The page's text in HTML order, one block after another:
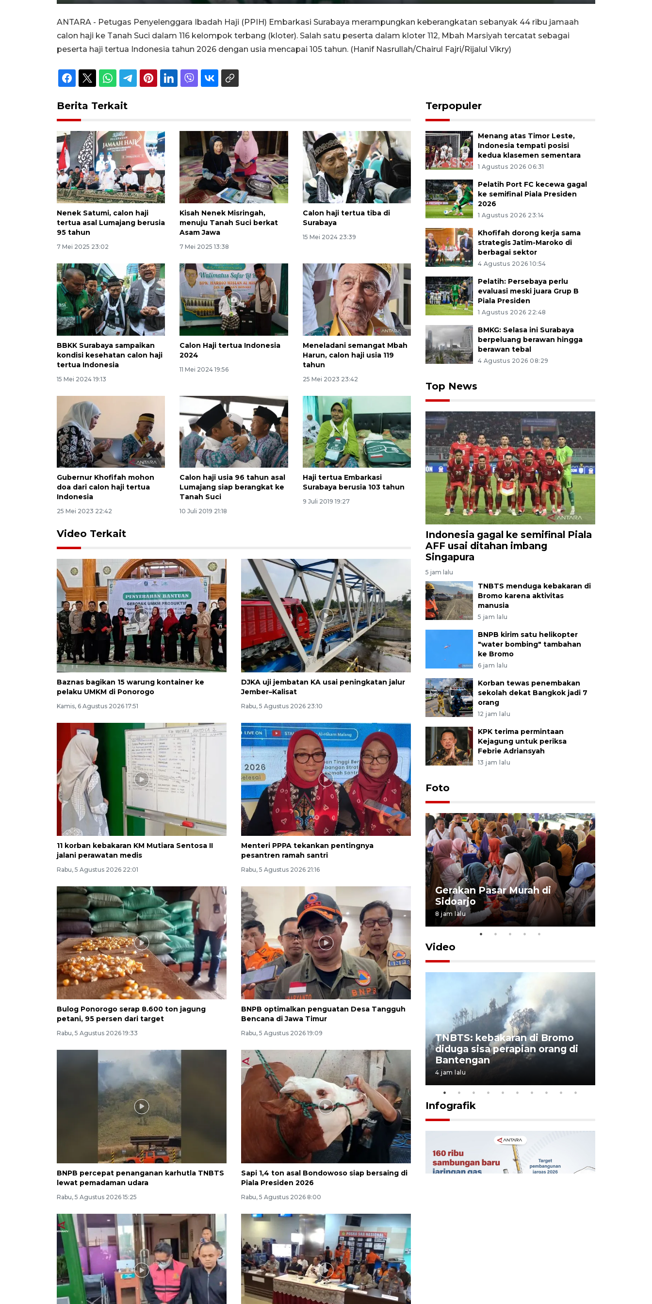
Unmute Play
RewindForward
Settings
PIP Enter
ANTARA - Petugas Penyelenggara Ibadah Haji (PPIH) Embarkasi Surabaya merampungkan keberangkatan sebanyak 44 ribu jamaah
calon haji ke Tanah Suci dalam 116 kelompok terbang (kloter). Salah satu peserta dalam kloter 112, Mbah Marsiyah tercatat sebagai
peserta haji tertua Indonesia tahun 2026 dengan usia mencapai 105 tahun. (Hanif Nasrullah/Chairul Fajri/Rijalul Vikry)
Berita Terkait
Nenek Satumi, calon haji
tertua asal Lumajang berusia
95 tahun
7 Mei 2025 23:02
Kisah Nenek Misringah,
menuju Tanah Suci berkat
Asam Jawa
7 Mei 2025 13:38
Calon haji tertua tiba di
Surabaya
15 Mei 2024 23:39
BBKK Surabaya sampaikan
kondisi kesehatan calon haji
tertua Indonesia
15 Mei 2024 19:13
Calon Haji tertua Indonesia
2024
11 Mei 2024 19:56
Meneladani semangat Mbah
Harun, calon haji usia 119
tahun
25 Mei 2023 23:42
Gubernur Khofifah mohon
doa dari calon haji tertua
Indonesia
25 Mei 2023 22:42
Calon haji usia 96 tahun asal
Lumajang siap berangkat ke
Tanah Suci
10 Juli 2019 21:18
Haji tertua Embarkasi
Surabaya berusia 103 tahun
9 Juli 2019 19:27
Video Terkait
Baznas bagikan 15 warung kontainer ke
pelaku UMKM di Ponorogo
Kamis, 6 Agustus 2026 17:51
DJKA uji jembatan KA usai peningkatan jalur
Jember–Kalisat
Rabu, 5 Agustus 2026 23:10
11 korban kebakaran KM Mutiara Sentosa II
jalani perawatan medis
Rabu, 5 Agustus 2026 22:01
Menteri PPPA tekankan pentingnya
pesantren ramah santri
Rabu, 5 Agustus 2026 21:16
Bulog Ponorogo serap 8.600 ton jagung
petani, 95 persen dari target
Rabu, 5 Agustus 2026 19:33
BNPB optimalkan penguatan Desa Tangguh
Bencana di Jawa Timur
Rabu, 5 Agustus 2026 19:09
BNPB percepat penanganan karhutla TNBTS
lewat pemadaman udara
Rabu, 5 Agustus 2026 15:25
Sapi 1,4 ton asal Bondowoso siap bersaing di
Piala Presiden 2026
Rabu, 5 Agustus 2026 8:00
Terpopuler
Menang atas Timor Leste,
Indonesia tempati posisi
kedua klasemen sementara
1 Agustus 2026 06:31
Pelatih Port FC kecewa gagal
ke semifinal Piala Presiden
2026
1 Agustus 2026 23:14
Khofifah dorong kerja sama
strategis Jatim-Maroko di
berbagai sektor
4 Agustus 2026 10:54
Pelatih: Persebaya perlu
evaluasi meski juara Grup B
Piala Presiden
1 Agustus 2026 22:48
BMKG: Selasa ini Surabaya
berpeluang berawan hingga
berawan tebal
4 Agustus 2026 08:29
Top News
Indonesia gagal ke semifinal Piala
AFF usai ditahan imbang
Singapura
5 jam lalu
TNBTS menduga kebakaran di
Bromo karena aktivitas
manusia
5 jam lalu
BNPB kirim satu helikopter
"water bombing" tambahan
ke Bromo
6 jam lalu
Korban tewas penembakan
sekolah dekat Bangkok jadi 7
orang
12 jam lalu
KPK terima permintaan
Kejagung untuk periksa
Febrie Adriansyah
13 jam lalu
Foto
Persebaya juara Piala
Presiden 2026
13 jam lalu
Gerakan Pasar Murah di
Sidoarjo
8 jam lalu
Video
BPBD Jatim kerahkan "Drone
Water Spray" bantu padamkan
kebakaran Bromo
6 Agustus 2026 18:23
TNBTS: kebakaran di Bromo
diduga sisa perapian orang di
Bantengan
4 jam lalu
Infografik